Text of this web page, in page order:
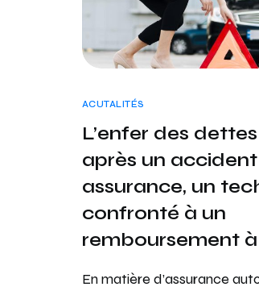
ACUTALITÉS
L’enfer des
après un
assurance, un
confronté à un
remboursement
En matière d’assurance